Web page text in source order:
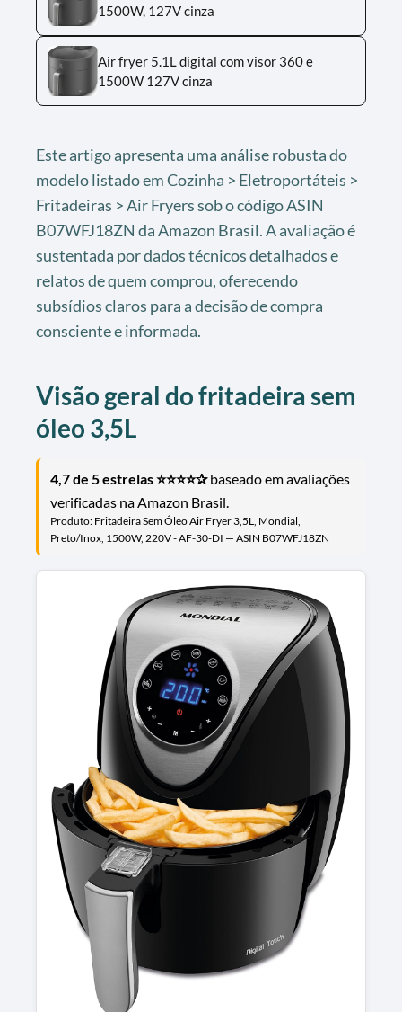
1500W, 127V cinza
Air fryer 5.1L digital com visor 360 e
1500W 127V cinza
Este artigo apresenta uma análise robusta do
modelo listado em Cozinha > Eletroportáteis >
Fritadeiras > Air Fryers sob o código ASIN
B07WFJ18ZN da Amazon Brasil. A avaliação é
sustentada por dados técnicos detalhados e
relatos de quem comprou, oferecendo
subsídios claros para a decisão de compra
consciente e informada.
Visão geral do fritadeira sem
óleo 3,5L
4,7 de 5 estrelas ⭐⭐⭐⭐✰baseado em avaliações
verificadas na Amazon Brasil.
Produto: Fritadeira Sem Óleo Air Fryer 3,5L, Mondial,
Preto/Inox, 1500W, 220V - AF-30-DI — ASIN B07WFJ18ZN